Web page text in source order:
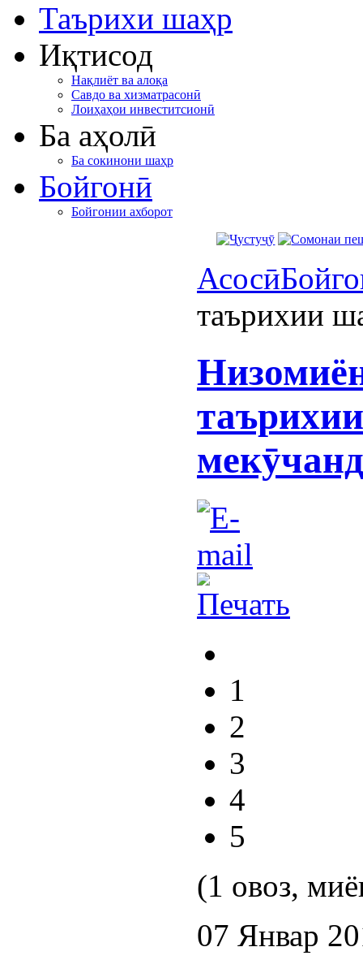
Таърихи шаҳр
Иқтисод
Нақлиёт ва алоқа
Савдо ва хизматрасонӣ
Лоиҳаҳои инвеститсионӣ
Ба аҳолӣ
Ба сокинони шаҳр
Бойгонӣ
Бойгонии ахборот
Асосӣ
таърихии
1
2
3
4
5
(1 овоз,
07 Январ